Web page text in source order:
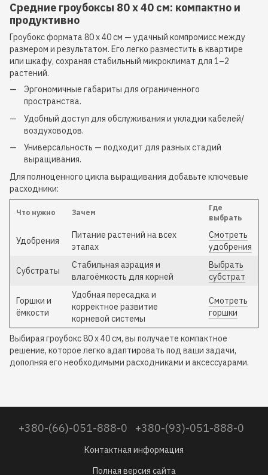
Средние гроубоксы 80 x 40 см: компактно и
продуктивно
Гроубокс формата 80 x 40 см — удачный компромисс между
размером и результатом. Его легко разместить в квартире
или шкафу, сохраняя стабильный микроклимат для 1–2
растений.
Эргономичные габариты для ограниченного
пространства.
Удобный доступ для обслуживания и укладки кабелей/
воздуховодов.
Универсальность — подходит для разных стадий
выращивания.
Для полноценного цикла выращивания добавьте ключевые
расходники:
Что нужно Зачем
Где
выбрать
Удобрения
Питание растений на всех
этапах
Смотреть
удобрения
Субстраты
Стабильная аэрация и
влагоёмкость для корней
Выбрать
субстрат
Горшки и
ёмкости
Удобная пересадка и
корректное развитие
корневой системы
Смотреть
горшки
Выбирая гроубокс 80 x 40 см, вы получаете компактное
решение, которое легко адаптировать под ваши задачи,
дополняя его необходимыми расходниками и аксессуарами.
+380-(66)-051-888-0 +380-(93)-051-888-0
Контактная информация
Полная версия сайта